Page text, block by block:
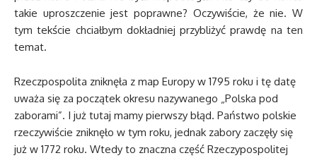
takie uproszczenie jest poprawne? Oczywiście, że nie. W
tym tekście chciałbym dokładniej przybliżyć prawdę na ten
temat.
Rzeczpospolita zniknęła z map Europy w 1795 roku i tę datę
uważa się za początek okresu nazywanego „Polska pod
zaborami”. I już tutaj mamy pierwszy błąd. Państwo polskie
rzeczywiście zniknęło w tym roku, jednak zabory zaczęły się
już w 1772 roku. Wtedy to znaczna część Rzeczypospolitej